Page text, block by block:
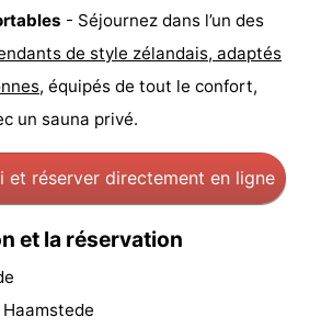
- Séjournez dans l’un des
de style zélandais, adaptés
, équipés de tout le confort,
un sauna privé.
et réserver directement en ligne
et la réservation